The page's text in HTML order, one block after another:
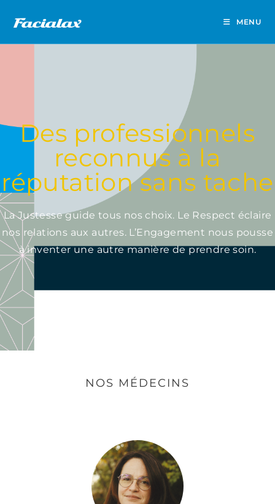
MENU
Des professionnels
reconnus à la
réputation sans tache
La Justesse guide tous nos choix. Le Respect éclaire
nos relations aux autres. L’Engagement nous pousse
à inventer une autre manière de prendre soin.
NOS MÉDECINS